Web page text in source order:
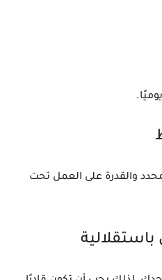
والقدرة على العمل تحت